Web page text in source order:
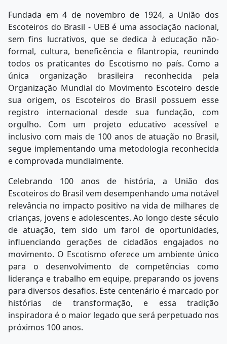
Fundada em 4 de novembro de 1924, a União dos
Escoteiros do Brasil - UEB é uma associação nacional,
sem fins lucrativos, que se dedica à educação não-
formal, cultura, beneficência e filantropia, reunindo
todos os praticantes do Escotismo no país. Como a
única organização brasileira reconhecida pela
Organização Mundial do Movimento Escoteiro desde
sua origem, os Escoteiros do Brasil possuem esse
registro internacional desde sua fundação, com
orgulho. Com um projeto educativo acessível e
inclusivo com mais de 100 anos de atuação no Brasil,
segue implementando uma metodologia reconhecida
e comprovada mundialmente.
Celebrando 100 anos de história, a União dos
Escoteiros do Brasil vem desempenhando uma notável
relevância no impacto positivo na vida de milhares de
crianças, jovens e adolescentes. Ao longo deste século
de atuação, tem sido um farol de oportunidades,
influenciando gerações de cidadãos engajados no
movimento. O Escotismo oferece um ambiente único
para o desenvolvimento de competências como
liderança e trabalho em equipe, preparando os jovens
para diversos desafios. Este centenário é marcado por
histórias de transformação, e essa tradição
inspiradora é o maior legado que será perpetuado nos
próximos 100 anos.